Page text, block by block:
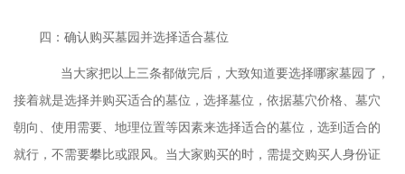
四：确认购买墓园并选择适合墓位
当大家把以上三条都做完后，大致知道要选择哪家墓园了，
接着就是选择并购买适合的墓位，选择墓位，依据墓穴价格、墓穴
朝向、使用需要、地理位置等因素来选择适合的墓位，选到适合的
就行，不需要攀比或跟风。当大家购买的时，需提交购买人身份证